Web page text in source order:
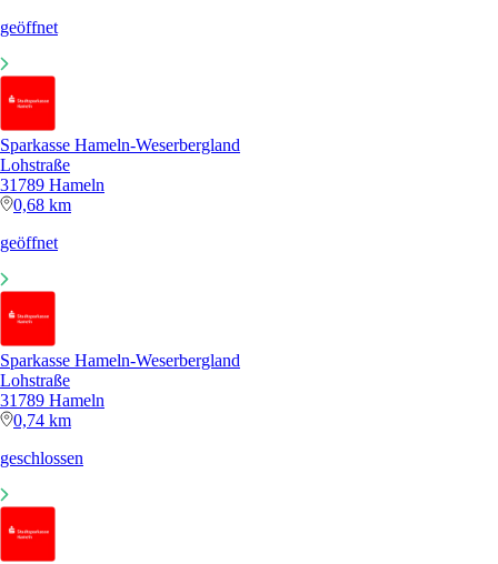
geöffnet
Sparkasse Hameln-Weserbergland
Lohstraße
31789 Hameln
0,68 km
geöffnet
Sparkasse Hameln-Weserbergland
Lohstraße
31789 Hameln
0,74 km
geschlossen